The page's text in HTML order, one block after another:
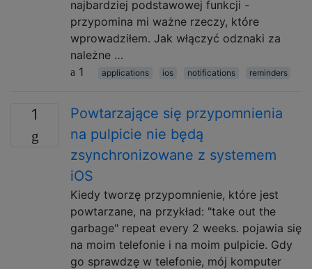
najbardziej podstawowej funkcji -
przypomina mi ważne rzeczy, które
wprowadziłem. Jak włączyć odznaki za
należne …
1
applications ios notifications reminders
1
Powtarzające się przypomnienia
na pulpicie nie będą
zsynchronizowane z systemem
iOS
Kiedy tworzę przypomnienie, które jest
powtarzane, na przykład: "take out the
garbage" repeat every 2 weeks. pojawia się
na moim telefonie i na moim pulpicie. Gdy
go sprawdzę w telefonie, mój komputer